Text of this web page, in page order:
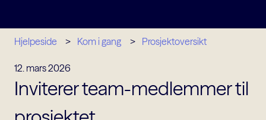
Hjelpeside Kom i gang Prosjektoversikt
12. mars 2026
Inviterer team-medlemmer til